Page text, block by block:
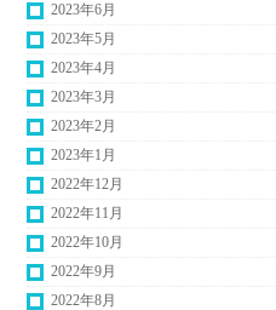
2023年6月
2023年5月
2023年4月
2023年3月
2023年2月
2023年1月
2022年12月
2022年11月
2022年10月
2022年9月
2022年8月